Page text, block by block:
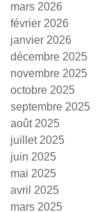
mars 2026
février 2026
janvier 2026
décembre 2025
novembre 2025
octobre 2025
septembre 2025
août 2025
juillet 2025
juin 2025
mai 2025
avril 2025
mars 2025